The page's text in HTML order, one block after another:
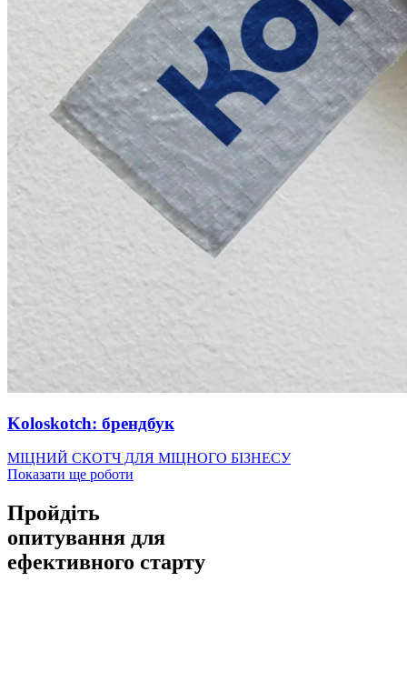
Koloskotch: брендбук
МІЦНИЙ СКОТЧ ДЛЯ МІЦНОГО БІЗНЕСУ
Показати ще роботи
Пройдіть
опитування для
ефективного старту